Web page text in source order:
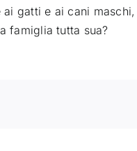
gatti e ai cani
famiglia tutta sua?